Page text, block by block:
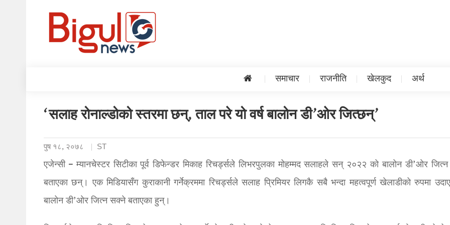
समाचार राजनीति खेलकुद अर्थ
‘सलाह रोनाल्डोको स्तरमा छन्, ताल परे यो वर्ष बालोन डी’ओर जित्छन्’
पुष १८, २०७८ ST
एजेन्सी – म्यानचेस्टर सिटीका पूर्व डिफेन्डर मिकाह रिचर्ड्सले लिभरपुलका मोहम्मद सलाहले सन् २०२२ को बालोन डी’ओर
बताएका छन्। एक मिडियासँग कुराकानी गर्नेक्रममा रिचर्ड्सले सलाह प्रिमियर लिगकै सबै भन्दा महत्वपूर्ण खेलाडीको रुपमा
बालोन डी’ओर जित्न सक्ने बताएका हुन्।